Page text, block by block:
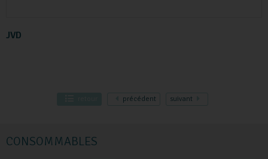
JVD
précédent suivant
CONSOMMABLES